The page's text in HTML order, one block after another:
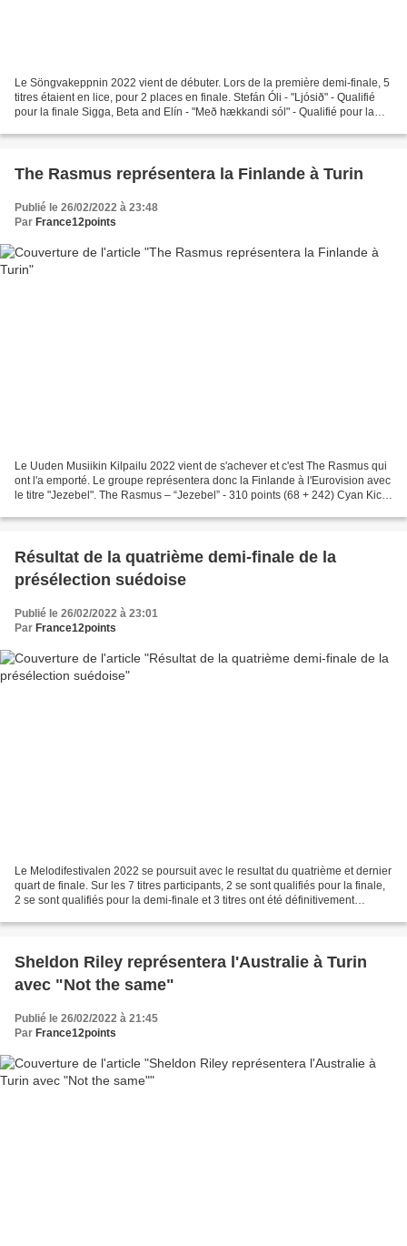
Le Söngvakeppnin 2022 vient de débuter. Lors de la première demi-finale, 5
titres étaient en lice, pour 2 places en finale. Stefán Óli - "Ljósið" - Qualifié
pour la finale Sigga, Beta and Elín - "Með hækkandi sól" - Qualifié pour la
The Rasmus représentera la Finlande à Turin
Publié le 26/02/2022 à 23:48
Par France12points
Le Uuden Musiikin Kilpailu 2022 vient de s'achever et c'est The Rasmus qui
ont l'a emporté. Le groupe représentera donc la Finlande à l'Eurovision avec
le titre "Jezebel". The Rasmus – “Jezebel” - 310 points (68 + 242) Cyan Kicks
Résultat de la quatrième demi-finale de la
présélection suédoise
Publié le 26/02/2022 à 23:01
Par France12points
Le Melodifestivalen 2022 se poursuit avec le resultat du quatrième et dernier
quart de finale. Sur les 7 titres participants, 2 se sont qualifiés pour la finale,
2 se sont qualifiés pour la demi-finale et 3 titres ont été définitivement
Sheldon Riley représentera l'Australie à Turin
avec "Not the same"
Publié le 26/02/2022 à 21:45
Par France12points